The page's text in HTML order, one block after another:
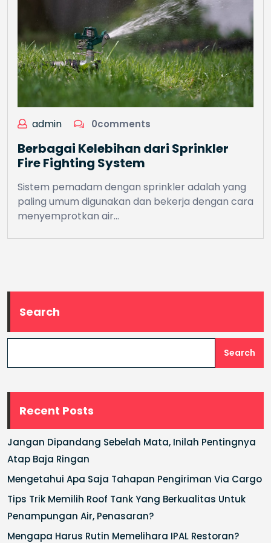
admin 0comments
Berbagai Kelebihan dari Sprinkler
Fire Fighting System
Sistem pemadam dengan sprinkler adalah yang
paling umum digunakan dan bekerja dengan cara
menyemprotkan air…
Search
Search
Recent Posts
Jangan Dipandang Sebelah Mata, Inilah Pentingnya
Atap Baja Ringan
Mengetahui Apa Saja Tahapan Pengiriman Via Cargo
Tips Trik Memilih Roof Tank Yang Berkualitas Untuk
Penampungan Air, Penasaran?
Mengapa Harus Rutin Memelihara IPAL Restoran?